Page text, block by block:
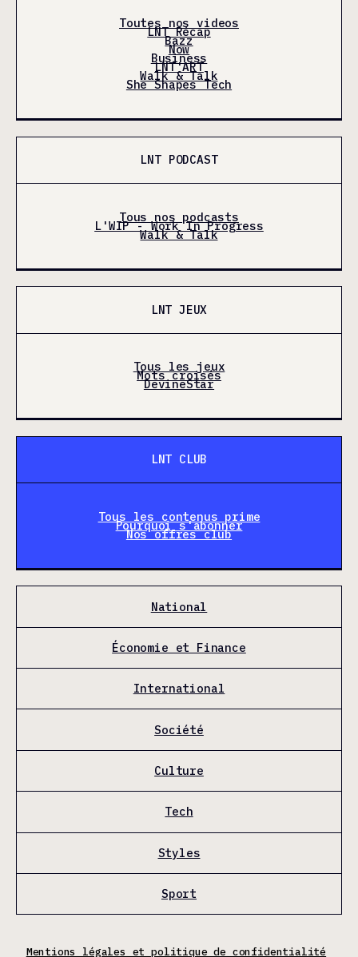
Toutes nos videos
LNT Récap
Bazz
Now
Business
LNT'ART
Walk & Talk
She Shapes Tech
LNT PODCAST
Tous nos podcasts
L'WIP - Work In Progress
Walk & Talk
LNT JEUX
Tous les jeux
Mots croisés
DevineStar
LNT CLUB
Tous les contenus prime
Pourquoi s'abonner
Nos offres club
National
Économie et Finance
International
Société
Culture
Tech
Styles
Sport
Mentions légales et politique de confidentialité